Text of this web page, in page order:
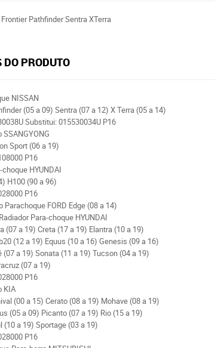
Pathfinder Sentra XTerra
PRODUTO
NISSAN
(05 a 09) Sentra (07 a 12) X Terra (05 a 14)
Substitui: 015530034U P16
Sport (06 a 19)
P16
HYUNDAI
H100 (90 a 96)
P16
Parachoque FORD Edge (08 a 14)
Para-choque HYUNDAI
(07 a 19) Creta (17 a 19) Elantra (10 a 19)
(12 a 19) Equus (10 a 16) Genesis (09 a 16)
(07 a 19) Sonata (11 a 19) Tucson (04 a 19)
(07 a 19)
P16
KIA
(00 a 15) Cerato (08 a 19) Mohave (08 a 19)
(05 a 09) Picanto (07 a 19) Rio (15 a 19)
(10 a 19) Sportage (03 a 19)
P16